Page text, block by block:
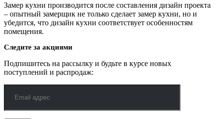
Замер кухни производится после составления дизайн проекта
– опытный замерщик не только сделает замер кухни, но и
убедится, что дизайн кухни соответствует особенностям
помещения.
Следите за акциями
Подпишитесь на рассылку и будьте в курсе новых
поступлений и распродаж: